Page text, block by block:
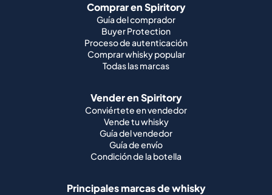
Comprar en Spiritory
Guía del comprador
Buyer Protection
Proceso de autenticación
Comprar whisky popular
Todas las marcas
Vender en Spiritory
Conviértete en vendedor
Vende tu whisky
Guía del vendedor
Guía de envío
Condición de la botella
Principales marcas de whisky